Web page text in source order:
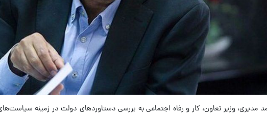
مدیری، وزیر تعاون، کار و رفاه اجتماعی به بررسی دستاوردهای دولت در زمینه